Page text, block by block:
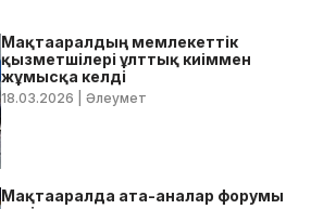
Мақтааралдың мемлекеттік
қызметшілері ұлттық киіммен
жұмысқа келді
18.03.2026 | Әлеумет
Мақтааралда ата-аналар форумы